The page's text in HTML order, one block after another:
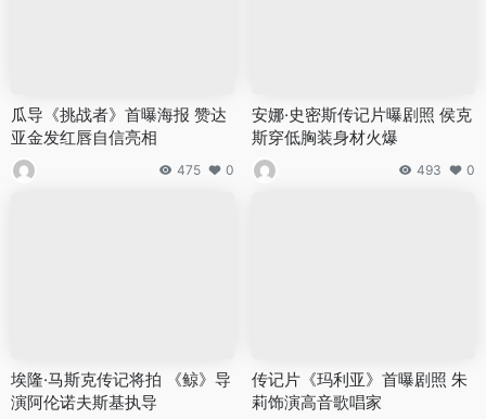
瓜导《挑战者》首曝海报 赞达
亚金发红唇自信亮相
475 0
安娜·史密斯传记片曝剧照 侯克
斯穿低胸装身材火爆
493 0
埃隆·马斯克传记将拍 《鲸》导
演阿伦诺夫斯基执导
传记片《玛利亚》首曝剧照 朱
莉饰演高音歌唱家